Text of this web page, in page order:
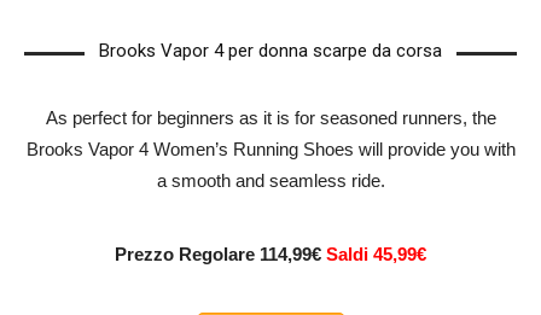
Brooks Vapor 4 per donna scarpe da corsa
As perfect for beginners as it is for seasoned runners, the
Brooks Vapor 4 Women’s Running Shoes will provide you with
a smooth and seamless ride.
Prezzo Regolare 114,99€ Saldi 45,99€